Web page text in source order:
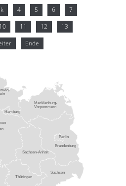
4 5 6 7
10 11 12 13
Ende
Brandenburg
Mecklenburg-
Vorpommern
Sachsen
Sachsen-Anhalt
Thüringen
Berlin
Hamburg